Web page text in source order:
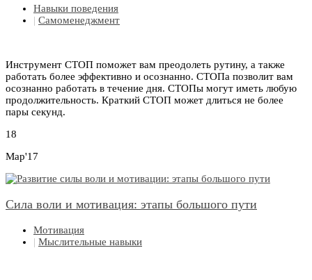
Навыки поведения
| Самоменеджмент
Инструмент СТОП поможет вам преодолеть рутину, а также
работать более эффективно и осознанно. СТОПа позволит вам
осознанно работать в течение дня. СТОПы могут иметь любую
продолжительность. Краткий СТОП может длиться не более
пары секунд.
18
Мар'17
Сила воли и мотивация: этапы большого пути
Мотивация
| Мыслительные навыки